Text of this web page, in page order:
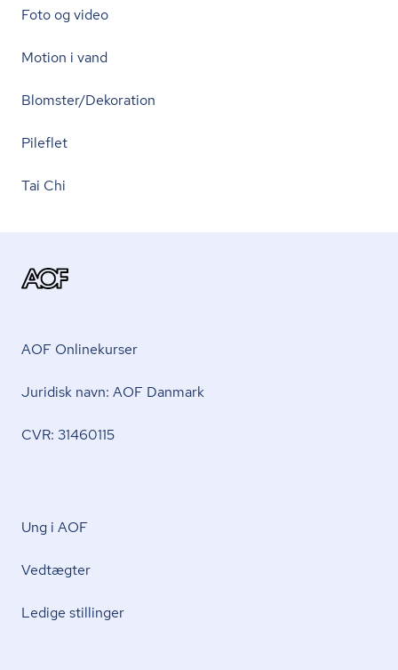
Foto og video
Motion i vand
Blomster/Dekoration
Pileflet
Tai Chi
AOF Onlinekurser
Juridisk navn: AOF Danmark
CVR: 31460115
Ung i AOF
Vedtægter
Ledige stillinger